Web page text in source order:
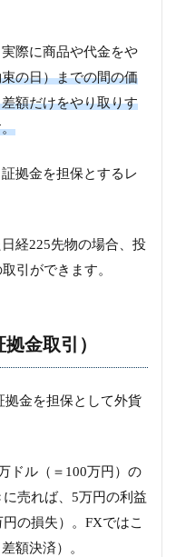
際に商品や代金をや
の日）までの間の価
額だけをやり取りす
拠金を担保とするレ
経225先物の場合、投
引ができます。
金取引）
金を担保として外貨
ドル（＝100万円）の
売れば、5万円の利益
の損失）。FXではこ
額決済）。